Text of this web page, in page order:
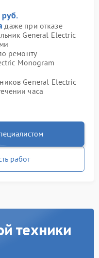
даже при отказе
General Electric
ремонту
Monogram
General Electric
часа
работ
техники